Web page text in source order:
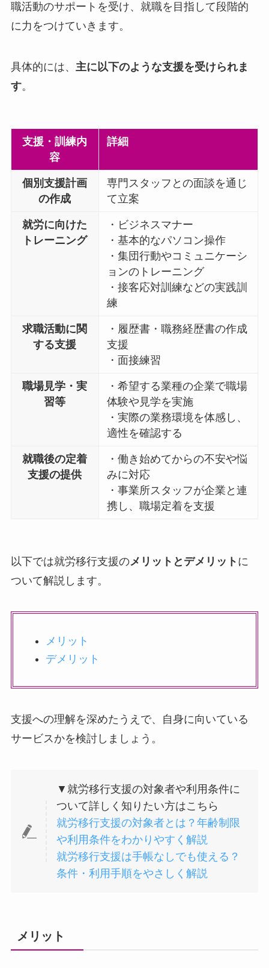
職活動のサポートを受け、就職を目指して段階的
に力をつけていきます。
具体的には、 主に以下のような支援を受けられま
す。
支援・訓練内
容
詳細
個別支援計画
の作成
専門スタッフとの面談を通じ
て立案
就労に向けた
トレーニング
・ビジネスマナー
・基本的なパソコン操作
・集団行動やコミュニケーシ
ョンのトレーニング
・接客応対訓練などの実践訓
練
求職活動に関
する支援
・履歴書・職務経歴書の作成
支援
・面接練習
職場見学・実
習等
・希望する業種の企業で職場
体験や見学を実施
・実際の業務環境を体感し、
適性を確認する
就職後の定着
支援の提供
・働き始めてからの不安や悩
みに対応
・事業所スタッフが企業と連
携し、職場定着を支援
以下では就労移行支援のメリットとデメリット に
ついて解説します。
メリット
デメリット
支援への理解を深めたうえで、自身に向いている
サービスかを検討しましょう。
▼就労移行支援の対象者や利用条件に
ついて詳しく知りたい方はこちら
就労移行支援の対象者とは？年齢制限
や利用条件をわかりやすく解説
就労移行支援は手帳なしでも使える？
条件・利用手順をやさしく解説
メリット